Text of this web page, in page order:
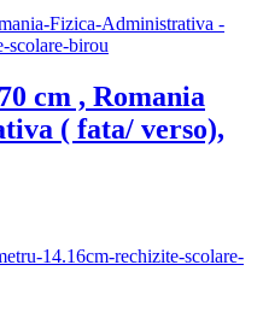
cm , Romania
( fata/ verso),